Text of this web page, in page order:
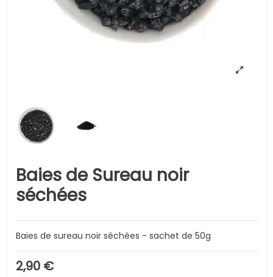
Baies de Sureau noir
séchées
Baies de sureau noir séchées - sachet de 50g
2,90 €